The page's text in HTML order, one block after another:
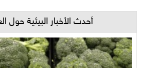
أحدث الأخبار البيئية حول